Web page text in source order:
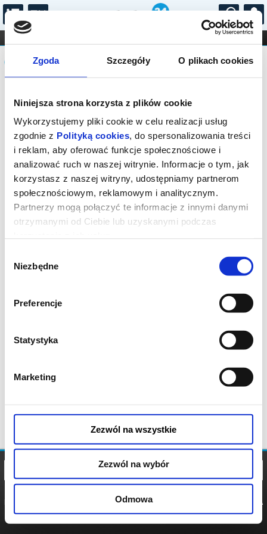
Zgoda Szczegóły O plikach cookies
Niniejsza strona korzysta z plików cookie
Wykorzystujemy pliki cookie w celu realizacji usług
zgodnie z Polityką cookies, do spersonalizowania treści
i reklam, aby oferować funkcje społecznościowe i
analizować ruch w naszej witrynie. Informacje o tym, jak
korzystasz z naszej witryny, udostępniamy partnerom
społecznościowym, reklamowym i analitycznym.
Partnerzy mogą połączyć te informacje z innymi danymi
otrzymanymi od Ciebie lub uzyskanymi podczas
zgody
Niezbędne
Preferencje
Statystyka
Marketing
Zezwól na wszystkie
Zezwól na wybór
Odmowa
...
FILHARMONIA OPERA I BALET
STAND-UP
DLA DZIECI
Komunikat
Sprzedaż biletów on-line na wydarzenie
została zakończona.
POLITYKA
POLITYKA